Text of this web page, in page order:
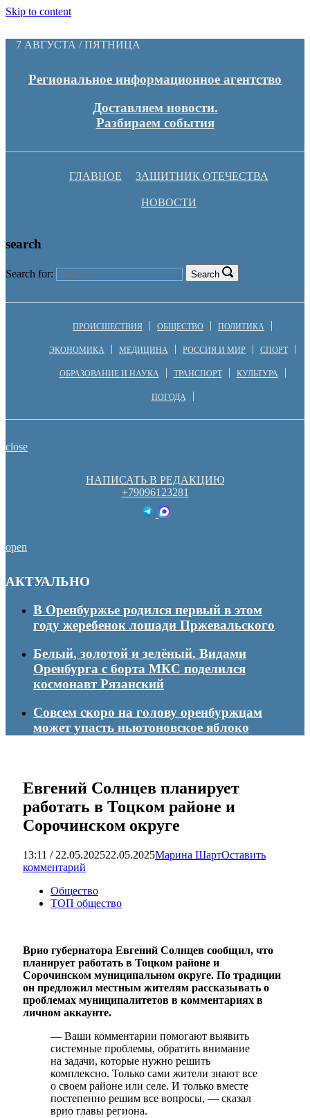
Skip to content
7 АВГУСТА / ПЯТНИЦА
Региональное информационное агентство
Доставляем новости.
Разбираем события
ГЛАВНОЕ ЗАЩИТНИК ОТЕЧЕСТВА
НОВОСТИ
search
Search for: Search
ПРОИСШЕСТВИЯ ОБЩЕСТВО ПОЛИТИКА
ЭКОНОМИКА МЕДИЦИНА РОССИЯ И МИР СПОРТ
ОБРАЗОВАНИЕ И НАУКА ТРАНСПОРТ КУЛЬТУРА
ПОГОДА
close
НАПИСАТЬ В РЕДАКЦИЮ
+79096123281
open
АКТУАЛЬНО
В Оренбуржье родился первый в этом
году жеребенок лошади Пржевальского
Белый, золотой и зелёный. Видами
Оренбурга с борта МКС поделился
космонавт Рязанский
Совсем скоро на голову оренбуржцам
может упасть ньютоновское яблоко
Евгений Солнцев планирует
работать в Тоцком районе и
Сорочинском округе
13:11 / 22.05.202522.05.2025Марина ШартОставить
комментарий
Общество
ТОП общество
Врио губернатора Евгений Солнцев сообщил, что
планирует работать в Тоцком районе и
Сорочинском муниципальном округе. По традиции
он предложил местным жителям рассказывать о
проблемах муниципалитетов в комментариях в
личном аккаунте.
— Ваши комментарии помогают выявить
системные проблемы, обратить внимание
на задачи, которые нужно решить
комплексно. Только сами жители знают все
о своем районе или селе. И только вместе
постепенно решим все вопросы, — сказал
врио главы региона.